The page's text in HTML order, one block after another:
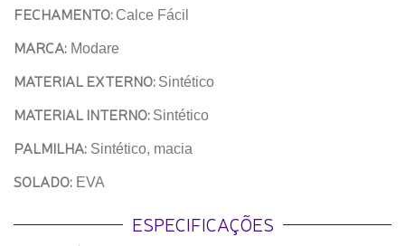
FECHAMENTO: Calce Fácil
MARCA: Modare
MATERIAL EXTERNO: Sintético
MATERIAL INTERNO: Sintético
PALMILHA: Sintético, macia
SOLADO: EVA
ESPECIFICAÇÕES